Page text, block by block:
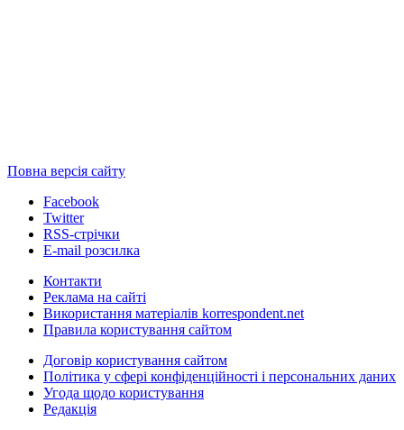
Повна версія сайту
Facebook
Twitter
RSS-стрічки
E-mail розсилка
Контакти
Реклама на сайті
Використання матеріалів korrespondent.net
Правила користування сайтом
Договір користування сайтом
Політика у сфері конфіденційності і персональних даних
Угода щодо користування
Редакція